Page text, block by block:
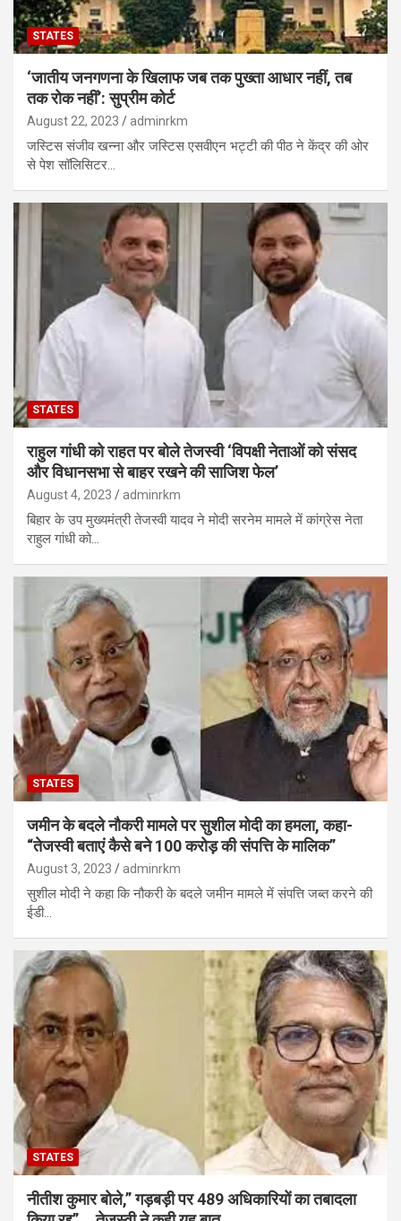
STATES
‘जातीय जनगणना के खिलाफ जब तक पुख्ता आधार नहीं, तब
तक रोक नहीं’: सुप्रीम कोर्ट
August 22, 2023 adminrkm
जस्टिस संजीव खन्ना और जस्टिस एसवीएन भट्टी की पीठ ने केंद्र की ओर
से पेश सॉलिसिटर…
STATES
राहुल गांधी को राहत पर बोले तेजस्‍वी ‘विपक्षी नेताओं को संसद
और विधानसभा से बाहर रखने की साजिश फेल’
August 4, 2023 adminrkm
बिहार के उप मुख्‍यमंत्री तेजस्‍वी यादव ने मोदी सरनेम मामले में कांग्रेस नेता
राहुल गांधी को…
STATES
जमीन के बदले नौकरी मामले पर सुशील मोदी का हमला, कहा-
“तेजस्वी बताएं कैसे बने 100 करोड़ की संपत्ति के मालिक”
August 3, 2023 adminrkm
सुशील मोदी ने कहा कि नौकरी के बदले जमीन मामले में संपत्ति जब्त करने की
ईडी…
STATES
नीतीश कुमार बोले,” गड़बड़ी पर 489 अधिकारियों का तबादला